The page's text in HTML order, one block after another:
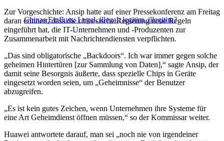
Chinas Einfluss: Legal, illegal; legitim, illegitim?
Zur Vorgeschichte: Ansip hatte auf einer Pressekonferenz am Freitag
daran erinnert, dass die chinesische Regierung neue Regeln
eingeführt hat, die IT-Unternehmen und -Produzenten zur
Zusammenarbeit mit Nachrichtendiensten verpflichten.
„Das sind obligatorische „Backdoors“. Ich war immer gegen solche
geheimen Hintertüren [zur Sammlung von Daten],“ sagte Ansip, der
damit seine Besorgnis äußerte, dass spezielle Chips in Geräte
eingesetzt worden seien, um „Geheimnisse“ der Benutzer
abzugreifen.
„Es ist kein gutes Zeichen, wenn Unternehmen ihre Systeme für
eine Art Geheimdienst öffnen müssen,“ so der Kommissar weiter.
Huawei antwortete darauf, man sei „noch nie von irgendeiner